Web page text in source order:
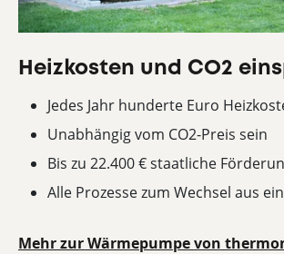
Heizkosten und CO2
Jedes Jahr hunderte Euro
Unabhängig vom CO2-Preis sein
Bis zu 22.400 € staatliche
Alle Prozesse zum Wechsel aus
Mehr zur Wärmepumpe von